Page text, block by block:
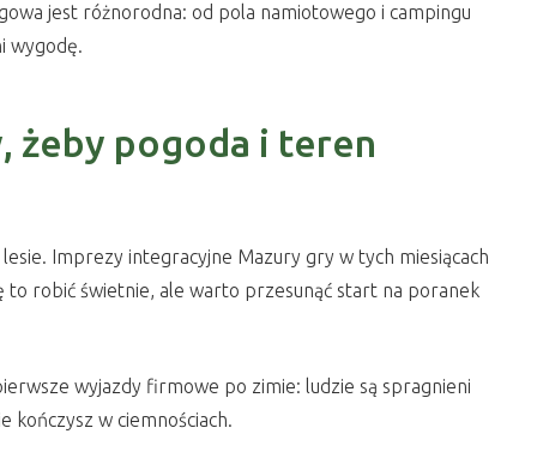
jest różnorodna: od pola namiotowego i campingu
wygodę.
żeby pogoda i teren
Imprezy integracyjne Mazury gry w tych miesiącach
to robić świetnie, ale warto przesunąć start na poranek
wyjazdy firmowe po zimie: ludzie są spragnieni
kończysz w ciemnościach.